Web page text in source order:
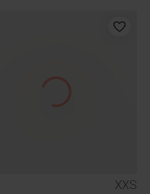
XXS